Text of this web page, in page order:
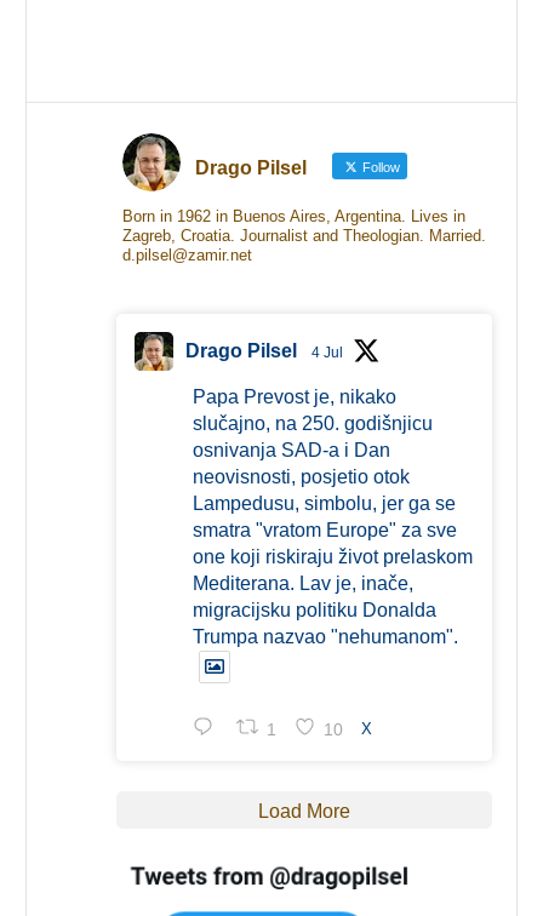
Drago Pilsel Follow
Born in 1962 in Buenos Aires, Argentina. Lives in
Zagreb, Croatia. Journalist and Theologian. Married.
d.pilsel@zamir.net
Drago Pilsel 4 Jul
Papa Prevost je, nikako
slučajno, na 250. godišnjicu
osnivanja SAD-a i Dan
neovisnosti, posjetio otok
Lampedusu, simbolu, jer ga se
smatra "vratom Europe" za sve
one koji riskiraju život prelaskom
Mediterana. Lav je, inače,
migracijsku politiku Donalda
Trumpa nazvao "nehumanom".
1 10 X
Load More